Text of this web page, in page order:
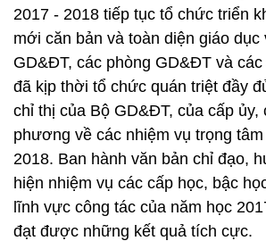
2017 - 2018 tiếp tục tổ chức triển
mới căn bản và toàn diện giáo
GD&ĐT, các phòng GD&ĐT và
đã kịp thời tổ chức quán triệt đầy
chỉ thị của Bộ GD&ĐT, của cấp ủy,
phương về các nhiệm vụ trọng
2018. Ban hành văn bản chỉ đạo,
hiện nhiệm vụ các cấp học, bậc
lĩnh vực công tác của năm học
đạt được những kết quả tích cực.